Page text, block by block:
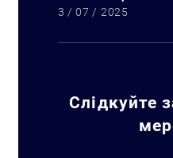
Искать:
3 / 07 / 2025
Слідкуйте